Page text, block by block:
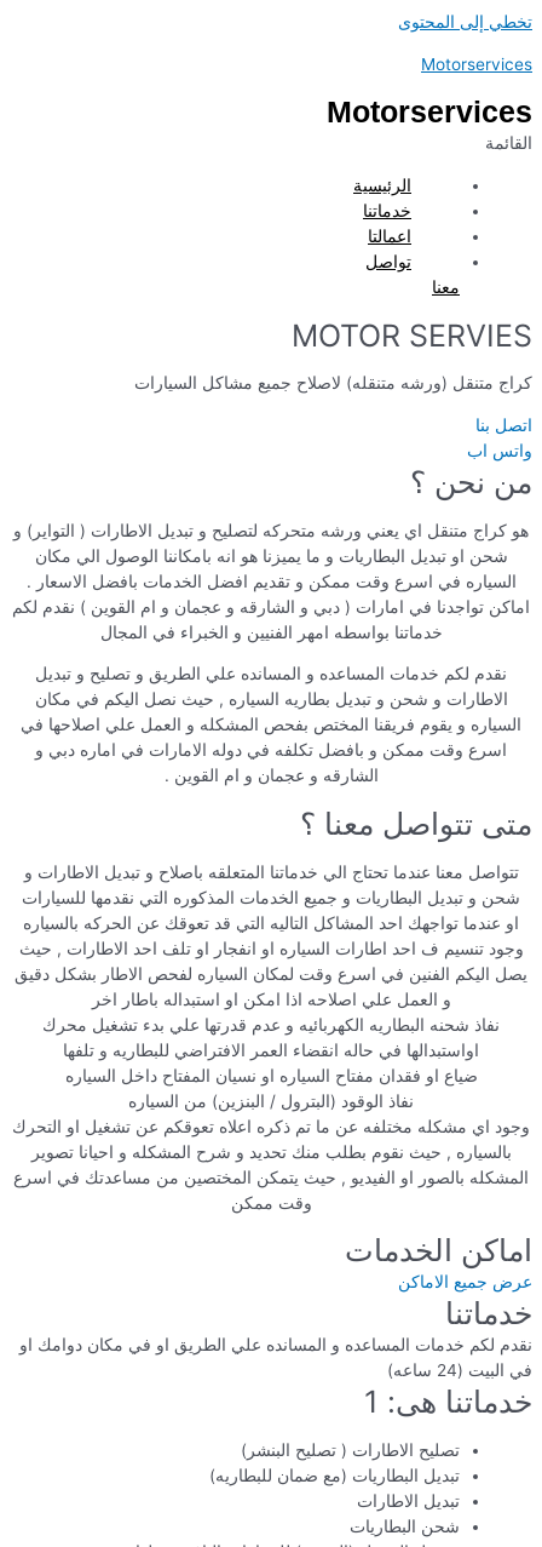
تخطي إلى المحتوى
Motorservices
Motorservices
القائمة
الرئيسية
خدماتنا
اعمالتا
تواصل
معنا
MOTOR SERVIES
كراج متنقل (ورشه متنقله) لاصلاح جميع مشاكل السيارات
اتصل بنا
واتس اب
من نحن ؟
هو كراج متنقل اي يعني ورشه متحركه لتصليح و تبديل الاطارات ( التواير) و
شحن او تبديل البطاريات و ما يميزنا هو انه بامكاننا الوصول الي مكان
السياره في اسرع وقت ممكن و تقديم افضل الخدمات بافضل الاسعار .
اماكن تواجدنا في امارات ( دبي و الشارقه و عجمان و ام القوين ) نقدم لكم
خدماتنا بواسطه امهر الفنيين و الخبراء في المجال
نقدم لكم خدمات المساعده و المسانده علي الطريق و تصليح و تبديل
الاطارات و شحن و تبديل بطاريه السياره , حيث نصل اليكم في مكان
السياره و يقوم فريقنا المختص بفحص المشكله و العمل علي اصلاحها في
اسرع وقت ممكن و بافضل تكلفه في دوله الامارات في اماره دبي و
الشارقه و عجمان و ام القوين .
متى تتواصل معنا ؟
تتواصل معنا عندما تحتاج الي خدماتنا المتعلقه باصلاح و تبديل الاطارات و
شحن و تبديل البطاريات و جميع الخدمات المذكوره التي نقدمها للسيارات
او عندما تواجهك احد المشاكل التاليه التي قد تعوقك عن الحركه بالسياره
وجود تنسيم ف احد اطارات السياره او انفجار او تلف احد الاطارات , حيث
يصل اليكم الفنين في اسرع وقت لمكان السياره لفحص الاطار بشكل دقيق
و العمل علي اصلاحه اذا امكن او استبداله باطار اخر
نفاذ شحنه البطاريه الكهربائيه و عدم قدرتها علي بدء تشغيل محرك
اواستبدالها في حاله انقضاء العمر الافتراضي للبطاريه و تلفها
ضياع او فقدان مفتاح السياره او نسيان المفتاح داخل السياره
نفاذ الوقود (البترول / البنزين) من السياره
وجود اي مشكله مختلفه عن ما تم ذكره اعلاه تعوقكم عن تشغيل او التحرك
بالسياره , حيث نقوم بطلب منك تحديد و شرح المشكله و احيانا تصوير
المشكله بالصور او الفيديو , حيث يتمكن المختصين من مساعدتك في اسرع
وقت ممكن
اماكن الخدمات
عرض جميع الاماكن
خدماتنا
نقدم لكم خدمات المساعده و المسانده علي الطريق او في مكان دوامك او
في البيت (24 ساعه)
خدماتنا هى: 1
تصليح الاطارات ( تصليح البنشر)
تبديل البطاريات (مع ضمان للبطاريه)
تبديل الاطارات
شحن البطاريات